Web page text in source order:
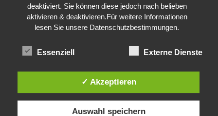
deaktiviert. Sie können diese jedoch nach belieben
aktivieren & deaktivieren.Für weitere Informationen
lesen Sie unsere Datenschutzbestimmungen.
Essenziell Externe Dienste
✓ Akzeptieren
Auswahl speichern